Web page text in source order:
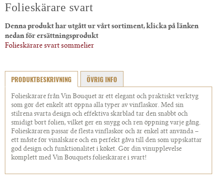
Folieskärare svart
Denna produkt har utgått ur vårt sortiment, klicka på länken
nedan för ersättningsprodukt
Folieskärare svart sommelier
PRODUKTBESKRIVNING ÖVRIG INFO
Folieskärare från Vin Bouquet är ett elegant och praktiskt verktyg
som gör det enkelt att öppna alla typer av vinflaskor. Med sin
stilrena svarta design och effektiva skärblad tar den snabbt och
smidigt bort folien, vilket ger en snygg och ren öppning varje gång.
Folieskäraren passar de flesta vinflaskor och är enkel att använda –
ett måste för vinälskare och en perfekt gåva till den som uppskattar
god design och funktionalitet i köket. Gör din vinupplevelse
komplett med Vin Bouquets folieskärare i svart!